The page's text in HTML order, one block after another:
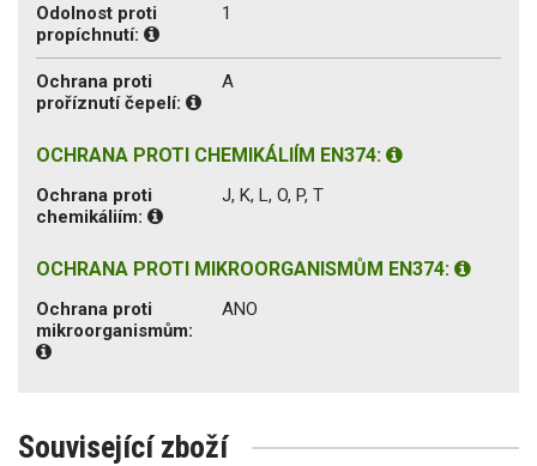
Odolnost proti
propíchnutí:
1
Ochrana proti
proříznutí čepelí:
A
OCHRANA PROTI CHEMIKÁLIÍM EN374:
Ochrana proti
chemikáliím:
J, K, L, O, P, T
OCHRANA PROTI MIKROORGANISMŮM EN374:
Ochrana proti
mikroorganismům:
ANO
Související zboží